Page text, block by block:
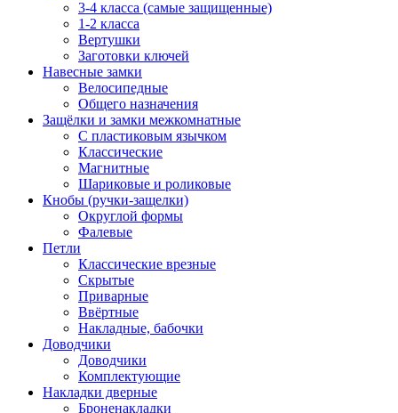
3-4 класса (самые защищенные)
1-2 класса
Вертушки
Заготовки ключей
Навесные замки
Велосипедные
Общего назначения
Защёлки и замки межкомнатные
С пластиковым язычком
Классические
Магнитные
Шариковые и роликовые
Кнобы (ручки-защелки)
Округлой формы
Фалевые
Петли
Классические врезные
Скрытые
Приварные
Ввёртные
Накладные, бабочки
Доводчики
Доводчики
Комплектующие
Накладки дверные
Броненакладки